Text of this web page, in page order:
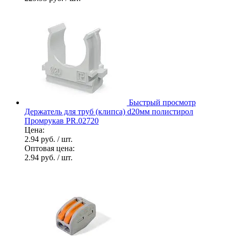
Быстрый просмотр
Держатель для труб (клипса) d20мм полистирол
Промрукав PR.02720
Цена:
2.94 руб. / шт.
Оптовая цена:
2.94 руб. / шт.